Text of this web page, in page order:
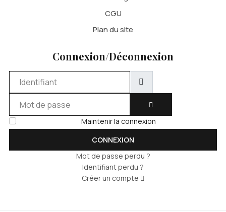
CGU
Plan du site
Connexion/Déconnexion
AFFICHER LE MOT DE
Maintenir la connexion
CONNEXION
Mot de passe perdu ?
Identifiant perdu ?
Créer un compte